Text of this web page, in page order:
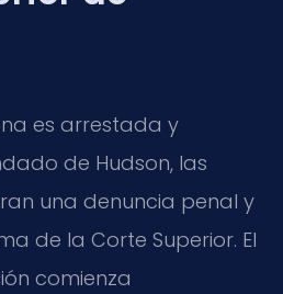
es arrestada y
de Hudson, las
una denuncia penal y
de la Corte Superior. El
comienza